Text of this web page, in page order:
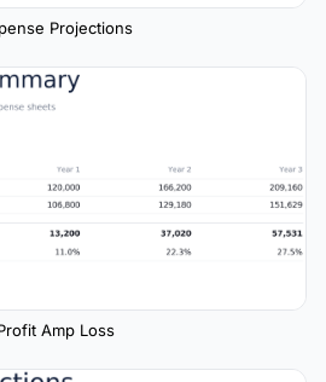
Projections
Profit Amp Loss